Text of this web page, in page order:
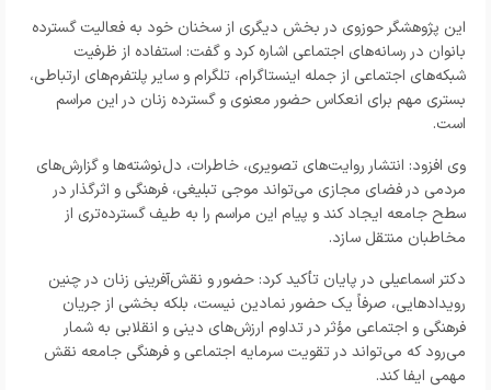
این پژوهشگر حوزوی در بخش دیگری از سخنان خود به فعالیت گسترده
بانوان در رسانه‌های اجتماعی اشاره کرد و گفت: استفاده از ظرفیت
شبکه‌های اجتماعی از جمله اینستاگرام، تلگرام و سایر پلتفرم‌های ارتباطی،
بستری مهم برای انعکاس حضور معنوی و گسترده زنان در این مراسم
است.
وی افزود: انتشار روایت‌های تصویری، خاطرات، دل‌نوشته‌ها و گزارش‌های
مردمی در فضای مجازی می‌تواند موجی تبلیغی، فرهنگی و اثرگذار در
سطح جامعه ایجاد کند و پیام این مراسم را به طیف گسترده‌تری از
مخاطبان منتقل سازد.
دکتر اسماعیلی در پایان تأکید کرد: حضور و نقش‌آفرینی زنان در چنین
رویدادهایی، صرفاً یک حضور نمادین نیست، بلکه بخشی از جریان
فرهنگی و اجتماعی مؤثر در تداوم ارزش‌های دینی و انقلابی به شمار
می‌رود که می‌تواند در تقویت سرمایه اجتماعی و فرهنگی جامعه نقش
مهمی ایفا کند.